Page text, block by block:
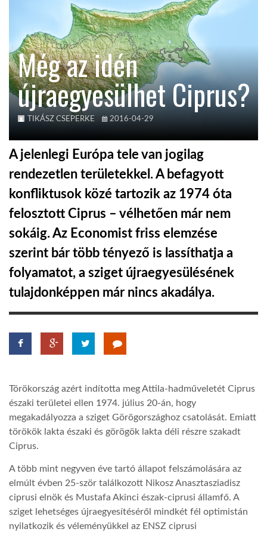
TROPICALMAGAZIN
GLOBOTV
AFRIKA TUDÁSTÁR
A NAP SZÉPE
LINKTR.EE
GLOBOZSARU
DOBRAVERO.HU
LATIMO.HU
GLOBOBOOK
Még az idén
újraegyesülhet Ciprus?
TIKÁSZ CSEPERKE 2016-04-29
A jelenlegi Európa tele van jogilag
rendezetlen területekkel. A befagyott
konfliktusok közé tartozik az 1974 óta
felosztott Ciprus – vélhetően már nem
sokáig. Az Economist friss elemzése
szerint bár több tényező is lassíthatja a
folyamatot, a sziget újraegyesülésének
tulajdonképpen már nincs akadálya.
Törökország azért indította meg Attila-hadműveletét Ciprus
északi területei ellen 1974. július 20-án, hogy
megakadályozza a sziget Görögországhoz csatolását. Emiatt
törökök lakta északi és görögök lakta déli részre szakadt
Ciprus.
A több mint negyven éve tartó állapot felszámolására az
elmúlt évben 25-ször találkozott Nikosz Anasztasziadisz
ciprusi elnök és Mustafa Akinci észak-ciprusi államfő. A
sziget lehetséges újraegyesítéséről mindkét fél optimistán
nyilatkozik és véleményükkel az ENSZ ciprusi